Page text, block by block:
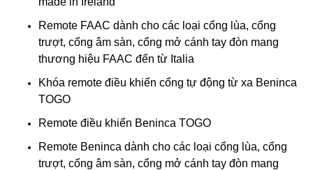
Remote FAAC dành cho các loại cổng lùa, cổng
trượt, cổng âm sàn, cổng mở cánh tay đòn mang
thương hiệu FAAC đến từ Italia
Khóa remote điều khiển cổng tự động từ xa Beninca
TOGO
Remote điều khiển Beninca TOGO
Remote Beninca dành cho các loại cổng lùa, cổng
trượt, cổng âm sàn, cổng mở cánh tay đòn mang